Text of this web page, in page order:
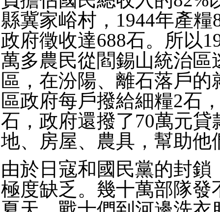
縣冀家峪村，1944年產糧
政府徵收達688石。所以
萬多農民從閻錫山統治區
區，在汾陽、離石落戶的
區政府每戶撥給細糧2石
石，政府還撥了70萬元貸
地、房屋、農具，幫助他
由於日寇和國民黨的封鎖
極度缺乏。幾十萬部隊發